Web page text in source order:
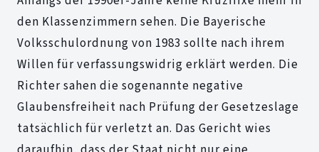
den Klassenzimmern sehen. Die Bayerische
Volksschulordnung von 1983 sollte nach ihrem
Willen für verfassungswidrig erklärt werden. Die
Richter sahen die sogenannte negative
Glaubensfreiheit nach Prüfung der Gesetzeslage
tatsächlich für verletzt an. Das Gericht wies